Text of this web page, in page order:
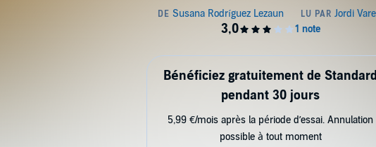
Bénéficiez gratuitement de Standard
pendant 30 jours
5,99 €/mois après la période d’essai. Annulation
possible à tout moment